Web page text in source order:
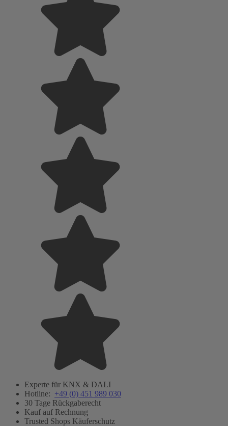
Experte für KNX & DALI
Hotline: +49 (0) 451 989 030
30 Tage Rückgaberecht
Kauf auf Rechnung
Trusted Shops Käuferschutz